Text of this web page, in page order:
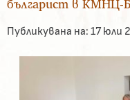
българист в КМНЦ-
Публикувана на: 17 юли